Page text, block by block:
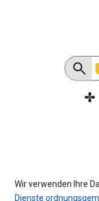
Wir verwenden Ihre
Dienste